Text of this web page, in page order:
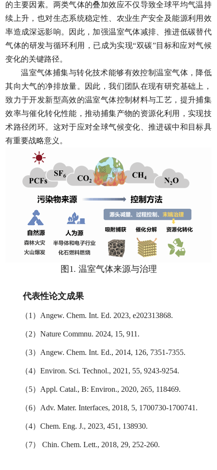
的主要因素。两类气体的叠加效应不仅导致全球平均气温持
续上升，也对生态系统稳定性、农业生产安全及能源利用效
率造成深远影响。因此，加强温室气体减排、推进低碳替代
气体的研发与循环利用，已成为实现“双碳”目标和应对气候
变化的关键路径。
温室气体捕集与转化技术能够有效控制温室气体，降低
其向大气的净排放量。因此，我们团队在现有研究基础上，
致力于开发新型高效的温室气体控制材料与工艺，提升捕集
效率与催化转化性能，推动捕集产物的资源化利用，实现技
术路径闭环。这对于应对全球气候变化、推进碳中和目标具
有重要战略意义。
图1. 温室气体来源与治理
代表性论文成果
（1）Angew. Chem. Int. Ed. 2023, e202313868.
（2）Nature Commnu. 2024, 15, 911.
（3） Angew. Chem. Int. Ed., 2014, 126, 7351-7355.
（4）Environ. Sci. Technol., 2021, 55, 9243-9254.
（5）Appl. Catal., B: Environ., 2020, 265, 118469.
（6） Adv. Mater. Interfaces, 2018, 5, 1700730-1700741.
（4）Chem. Eng. J., 2023, 451, 138930.
（7）Chin. Chem. Lett., 2018, 29, 252-260.